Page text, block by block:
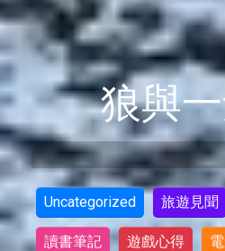
狼與
Uncategorized 旅遊見聞
讀書筆記 遊戲心得